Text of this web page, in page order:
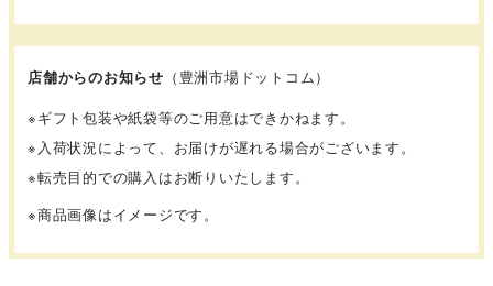
店舗からのお知らせ （豊洲市場ドットコム）
※ギフト包装や紙袋等のご用意はできかねます。
※入荷状況によって、お届けが遅れる場合がございます。
※転売目的での購入はお断りいたします。
※商品画像はイメージです。